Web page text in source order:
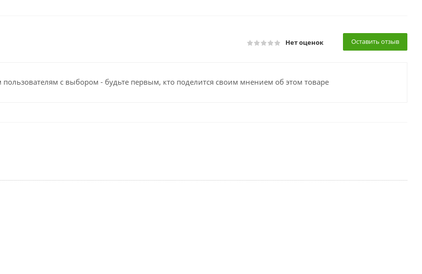
Нет оценок Оставить отзыв
пользователям с выбором - будьте первым, кто поделится своим мнением об этом товаре